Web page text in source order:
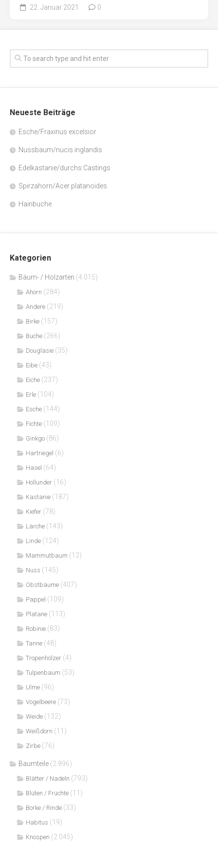
22. Januar 2021 0
Neueste Beiträge
Esche/Fraxinus excelsior
Nussbaum/nucis inglandis
Edelkastanie/durchs Castings
Spirzahorn/Acer platanoides
Hainbuche
Kategorien
Bäum- / Holzarten (4.015)
Ahorn (284)
Andere (219)
Birke (157)
Buche (266)
Douglasie (35)
Eibe (43)
Eiche (237)
Erle (104)
Esche (144)
Fichte (109)
Ginkgo (86)
Hartriegel (6)
Hasel (64)
Hollunder (16)
Kastanie (187)
Kiefer (78)
Lärche (143)
Linde (124)
Mammutbaum (12)
Nuss (145)
Obstbäume (407)
Pappel (109)
Platane (113)
Robinie (83)
Tanne (48)
Tropenhölzer (4)
Tulpenbaum (53)
Ulme (96)
Vogelbeere (73)
Weide (132)
Weißdorn (11)
Zirbe (76)
Baumteile (2.896)
Blätter / Nadeln (793)
Blüten / Früchte (11)
Borke / Rinde (33)
Habitus (19)
Knospen (2.045)